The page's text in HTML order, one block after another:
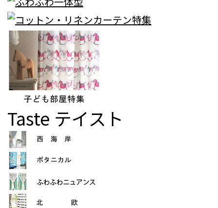
Taste テイスト